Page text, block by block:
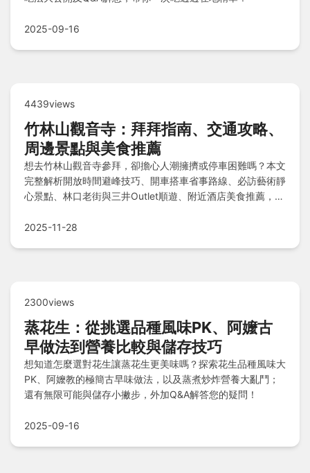
2025-09-16
4439views
竹林山觀音寺：拜拜指南、交通攻略、
周邊景點與美食推薦
想去竹林山觀音寺參拜，卻擔心人潮擁擠或停車困難嗎？本文
完整解析開放時間避峰技巧、開車搭車省事路線、必訪藝術靜
心景點、林口老街與三井Outlet順遊、附近酒店美食推薦，還
2025-11-28
2300views
蒸花生：從挑選品種風味PK、阿嬤古
早做法到營養比較與儲存技巧
想知道怎麼選對花生讓蒸花生更美味嗎？探索花生品種風味大
PK、阿嬤教的極簡古早味做法，以及蒸煮炒炸營養大亂鬥；
還有無限可能與儲存小撇步，外加Q&A解答您的疑問！
2025-09-16